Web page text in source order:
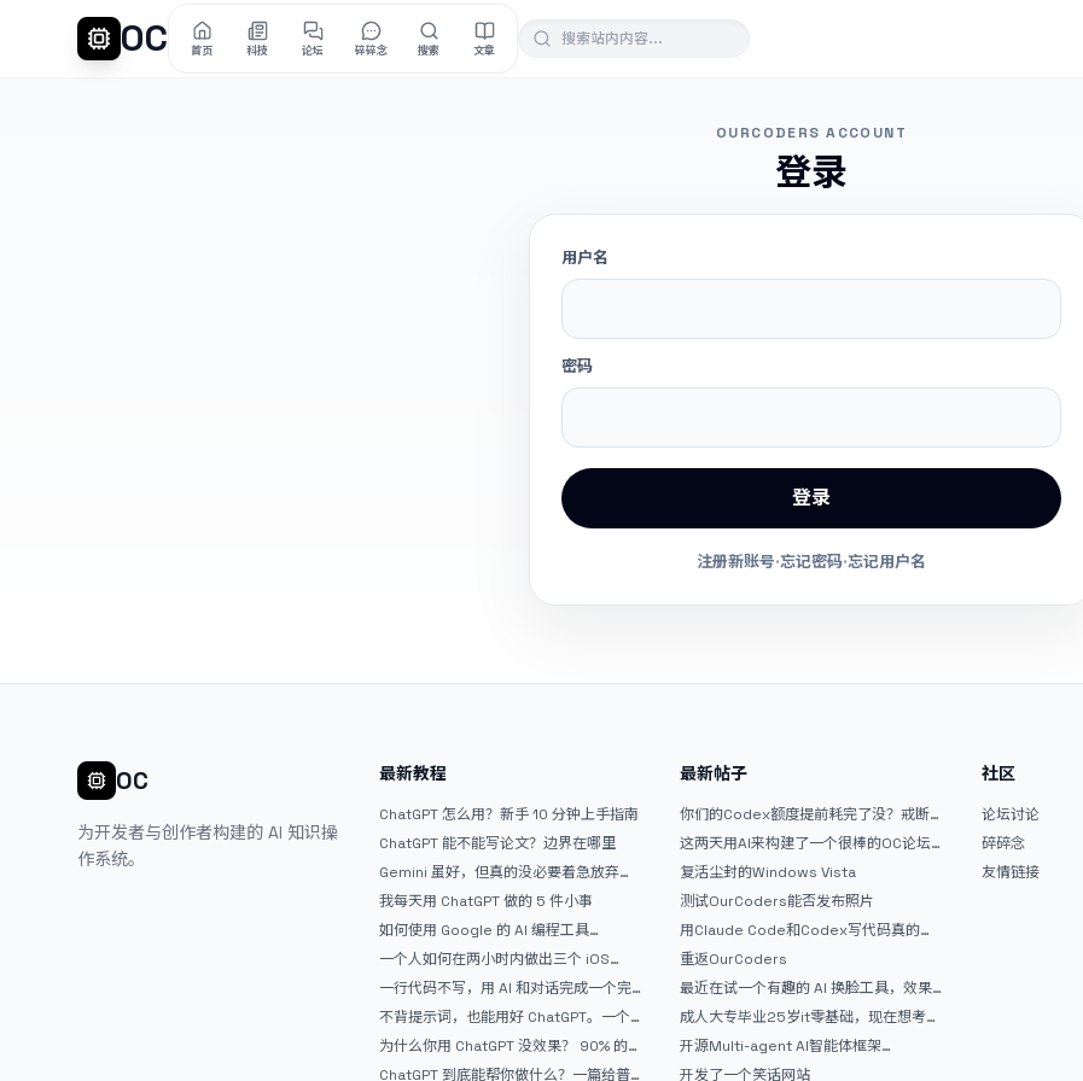
OC 首页 科技 论坛 碎碎念 搜索 文章
OURCODERS ACCOUNT
登录
用户名
密码
登录
注册新账号·忘记密码·忘记用户名
OC
为开发者与创作者构建的 AI 知识操
作系统。
最新教程
ChatGPT 怎么用？新手 10 分钟上手指南
ChatGPT 能不能写论文？边界在哪里
Gemini 虽好，但真的没必要着急放弃
ChatGPT
我每天用 ChatGPT 做的 5 件小事
如何使用 Google 的 AI 编程工具
AntiGravity：独立开发者的新时代武器
一个人如何在两小时内做出三个 iOS
APP？｜AntiGravity + Gemini 3 实战完
整记录
一行代码不写，用 AI 和对话完成一个完
整网站：《图书天堂》实战记录
不背提示词，也能用好 ChatGPT。一个
万能提问模板
为什么你用 ChatGPT 没效果？ 90% 的
人第一步就问错了
ChatGPT 到底能帮你做什么？一篇给普
最新帖子
你们的Codex额度提前耗完了没？戒断
反应如何？
这两天用AI来构建了一个很棒的OC论坛
精华区
复活尘封的Windows Vista
测试OurCoders能否发布照片
用Claude Code和Codex写代码真的
爽，但是App怎么挣钱还是很难啊
重返OurCoders
最近在试一个有趣的 AI 换脸工具，效果
挺不错
成人大专毕业25岁it零基础，现在想考软
件设计师，有什么好的建议吗，谢谢！
开源Multi-agent AI智能体框架
aevatar.ai，欢迎大家贡献代码
开发了一个笑话网站
社区
论坛讨论
碎碎念
友情链接